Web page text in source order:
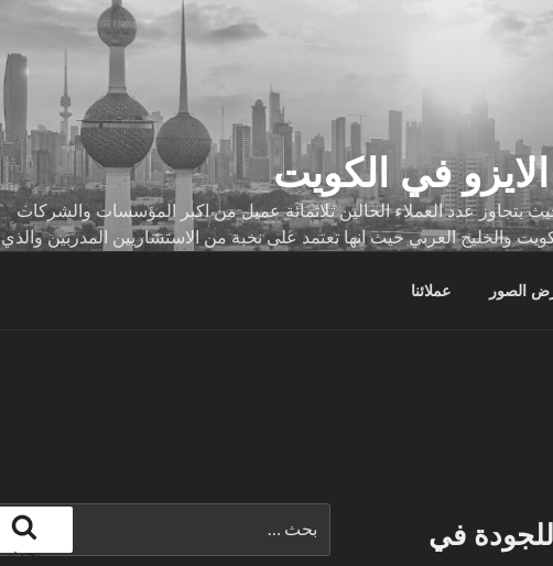
في الكويت
عدد العملاء الحالين ثلاثمائة عميل من اكبر المؤسسات والشركات
والخليج العربي حيث انها تعتمد على نخبة من الاستشاريين المدربين والذي
الصور عملائنا
للجودة في
عن:
بحث